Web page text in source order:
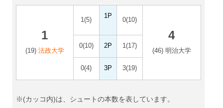
1
(19)法政大学
1(5)
1P
0(10)
4
(46) 明治大学
0(10) 2P 1(17)
0(4) 3P 3(19)
※(カッコ内)は、シュートの本数を表しています。